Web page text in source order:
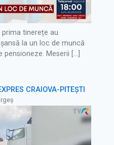
tinerețe au
la un loc de muncă
Meserii […]
CRAIOVA-PITEȘTI